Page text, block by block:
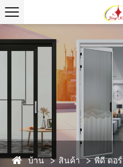
บ้าน สินค้า พีดี ดอร์